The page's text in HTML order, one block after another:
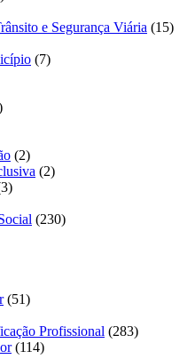
e Segurança Viária (15)
(7)
(2)
(2)
(230)
(51)
Profissional (283)
(114)